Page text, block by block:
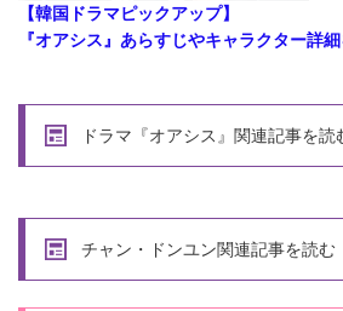
【韓国ドラマピックアップ】
『オアシス』あらすじやキャラクター詳
ドラマ『オアシス』関連記事を読
チャン・ドンユン関連記事を読む